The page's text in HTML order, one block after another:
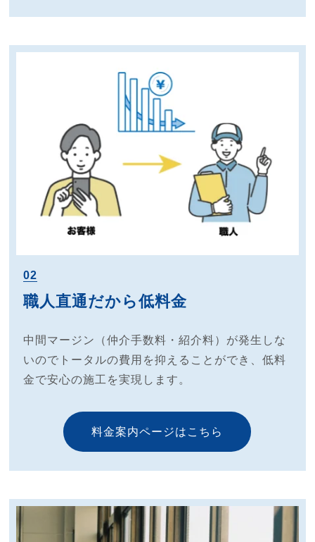
02
職人直通だから低料金
中間マージン（仲介手数料・紹介料）が発生しな
いのでトータルの費用を抑えることができ、低料
金で安心の施工を実現します。
料金案内ページはこちら